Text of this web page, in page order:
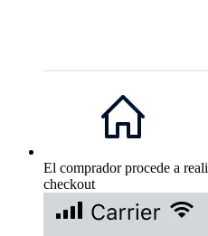
El comprador procede a
checkout